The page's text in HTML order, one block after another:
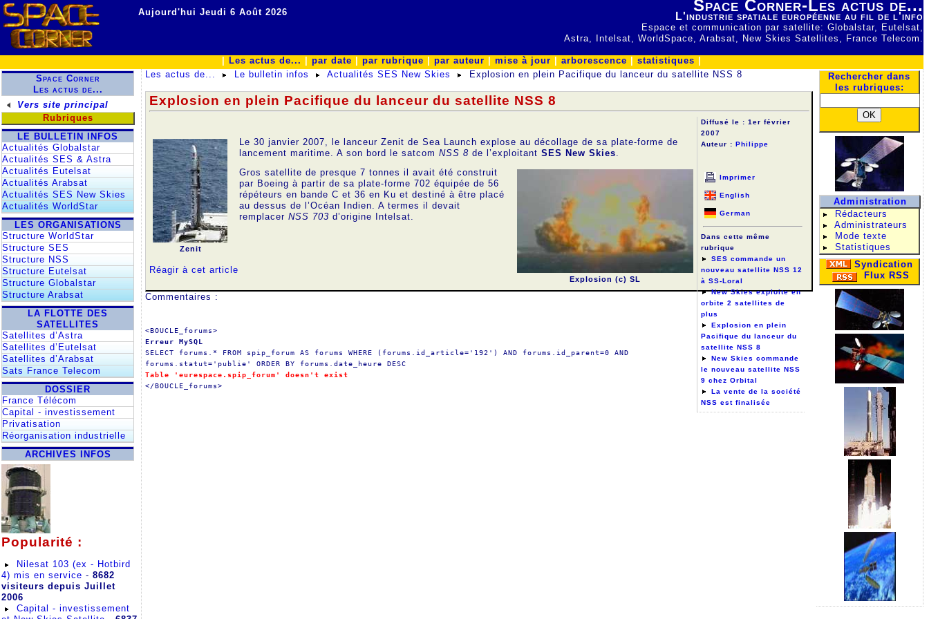
Aujourd'hui Jeudi 6 Août 2026 Space Corner-Les actus de...
L'industrie spatiale européenne au fil de l'info
Espace et communication par satellite: Globalstar, Eutelsat,
Astra, Intelsat, WorldSpace, Arabsat, New Skies Satellites, France Telecom.
Les actus de... par date par rubrique par auteur mise à jour arborescence statistiques
Space Corner
Les actus de...
Vers site principal
Rubriques
LE BULLETIN INFOS
Actualités Globalstar
Actualités SES & Astra
Actualités Eutelsat
Actualités Arabsat
Actualités SES New Skies
Actualités WorldStar
LES ORGANISATIONS
Structure WorldStar
Structure SES
Structure NSS
Structure Eutelsat
Structure Globalstar
Structure Arabsat
LA FLOTTE DES
SATELLITES
Satellites d’Astra
Satellites d’Eutelsat
Satellites d’Arabsat
Sats France Telecom
DOSSIER
France Télécom
Capital - investissement
Privatisation
Réorganisation industrielle
ARCHIVES INFOS
Popularité :
Nilesat 103 (ex - Hotbird
4) mis en service - 8682
visiteurs depuis Juillet
2006
Capital - investissement
Rechercher dans
les rubriques:
Administration
Rédacteurs
Administrateurs
Mode texte
Statistiques
Syndication
Flux RSS
Les actus de... Le bulletin infos Actualités SES New Skies Explosion en plein Pacifique du lanceur du satellite NSS 8
Explosion en plein Pacifique du lanceur du satellite NSS 8
Diffusé le : 1er février
2007
Auteur : Philippe
Imprimer
English
German
Dans cette même
rubrique
SES commande un
nouveau satellite NSS 12
à SS-Loral
New Skies exploite en
orbite 2 satellites de
plus
Explosion en plein
Pacifique du lanceur du
satellite NSS 8
New Skies commande
le nouveau satellite NSS
9 chez Orbital
La vente de la société
NSS est finalisée
Zenit
Le 30 janvier 2007, le lanceur Zenit de Sea Launch explose au décollage de sa plate-forme de
lancement maritime. A son bord le satcom NSS 8 de l’exploitant SES New Skies
Explosion (c) SL
Gros satellite de presque 7 tonnes il avait été construit
par Boeing à partir de sa plate-forme 702 équipée de 56
répéteurs en bande C et 36 en Ku et destiné à être placé
au dessus de l’Océan Indien. A termes il devait
remplacer NSS 703 d’origine Intelsat.
Réagir à cet article
Commentaires :
<BOUCLE_forums>
Erreur MySQL
SELECT forums.* FROM spip_forum AS forums WHERE (forums.id_article='192') AND forums.id_parent=0 AND
forums.statut='publie' ORDER BY forums.date_heure DESC
Table 'eurespace.spip_forum' doesn't exist
</BOUCLE_forums>